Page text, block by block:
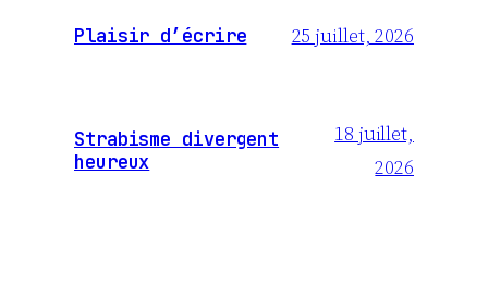
Plaisir d’écrire 25 juillet, 2026
Strabisme divergent
heureux
18 juillet,
2026